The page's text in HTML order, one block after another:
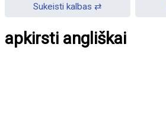
Sukeisti kalbas
apkirsti angliškai